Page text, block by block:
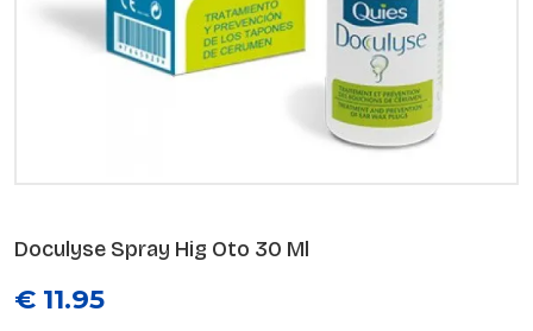
Doculyse Spray Hig Oto 30 Ml
€ 11.95